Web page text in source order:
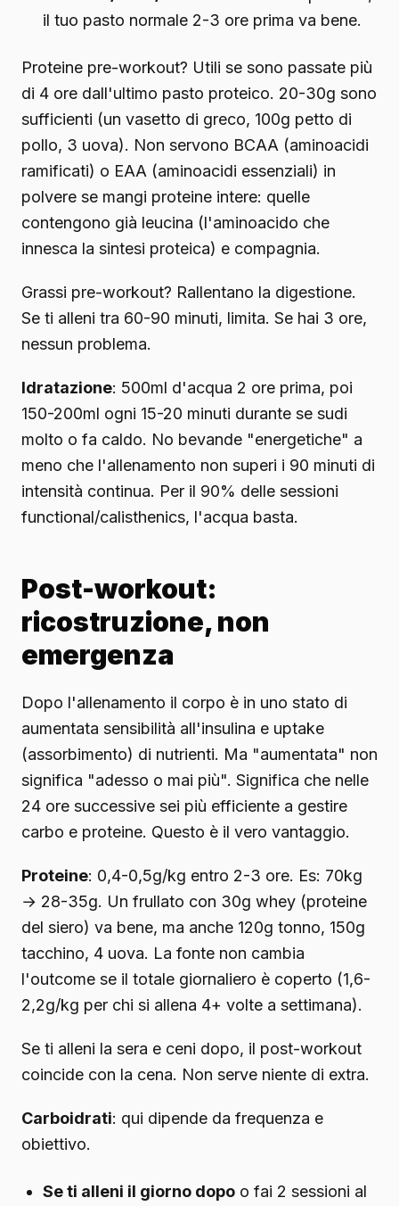
il tuo pasto normale 2-3 ore prima va bene.
Proteine pre-workout? Utili se sono passate più
di 4 ore dall'ultimo pasto proteico. 20-30g sono
sufficienti (un vasetto di greco, 100g petto di
pollo, 3 uova). Non servono BCAA (aminoacidi
ramificati) o EAA (aminoacidi essenziali) in
polvere se mangi proteine intere: quelle
contengono già leucina (l'aminoacido che
innesca la sintesi proteica) e compagnia.
Grassi pre-workout? Rallentano la digestione.
Se ti alleni tra 60-90 minuti, limita. Se hai 3 ore,
nessun problema.
Idratazione: 500ml d'acqua 2 ore prima, poi
150-200ml ogni 15-20 minuti durante se sudi
molto o fa caldo. No bevande "energetiche" a
meno che l'allenamento non superi i 90 minuti di
intensità continua. Per il 90% delle sessioni
functional/calisthenics, l'acqua basta.
Post-workout:
ricostruzione, non
emergenza
Dopo l'allenamento il corpo è in uno stato di
aumentata sensibilità all'insulina e uptake
(assorbimento) di nutrienti. Ma "aumentata" non
significa "adesso o mai più". Significa che nelle
24 ore successive sei più efficiente a gestire
carbo e proteine. Questo è il vero vantaggio.
Proteine: 0,4-0,5g/kg entro 2-3 ore. Es: 70kg
→ 28-35g. Un frullato con 30g whey (proteine
del siero) va bene, ma anche 120g tonno, 150g
tacchino, 4 uova. La fonte non cambia
l'outcome se il totale giornaliero è coperto (1,6-
2,2g/kg per chi si allena 4+ volte a settimana).
Se ti alleni la sera e ceni dopo, il post-workout
coincide con la cena. Non serve niente di extra.
Carboidrati: qui dipende da frequenza e
obiettivo.
Se ti alleni il giorno dopo o fai 2 sessioni al